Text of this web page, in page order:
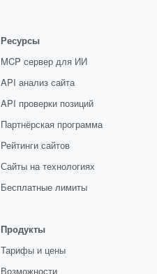
Ресурсы
MCP сервер для ИИ
API анализ сайта
API проверки позиций
Партнёрская программа
Рейтинги сайтов
Сайты на технологиях
Бесплатные лимиты
Продукты
Тарифы и цены
Возможности